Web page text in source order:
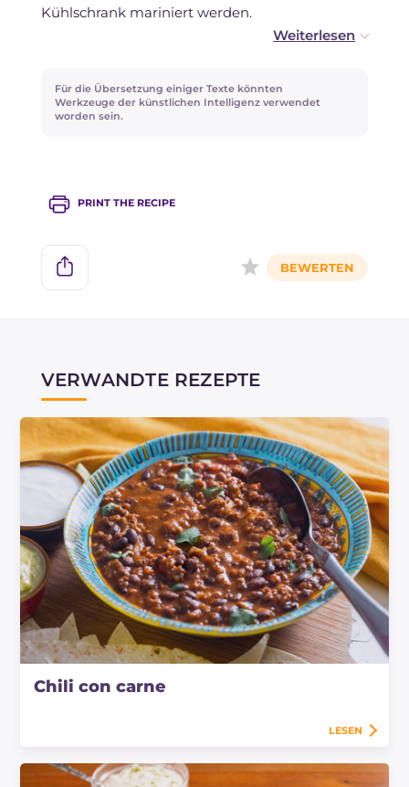
Kühlschrank mariniert werden.
die getrocknete Chilischote durch Chipotle!
Für die Übersetzung einiger Texte könnten
Werkzeuge der künstlichen Intelligenz verwendet
worden sein.
PRINT THE RECIPE
VERWANDTE REZEPTE
Chili con carne
LESEN